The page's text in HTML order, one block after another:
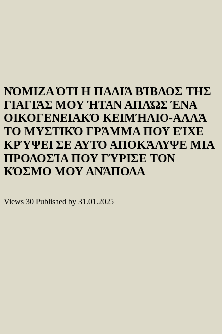
ΝΌΜΙΖΑ ΌΤΙ Η ΠΑΛΙΆ ΒΊΒΛΟΣ ΤΗΣ
ΓΙΑΓΙΆΣ ΜΟΥ ΉΤΑΝ ΑΠΛΏΣ ΈΝΑ
ΟΙΚΟΓΕΝΕΙΑΚΌ ΚΕΙΜΉΛΙΟ-ΑΛΛΆ
ΤΟ ΜΥΣΤΙΚΌ ΓΡΆΜΜΑ ΠΟΥ ΕΊΧΕ
ΚΡΎΨΕΙ ΣΕ ΑΥΤΌ ΑΠΟΚΆΛΥΨΕ ΜΙΑ
ΠΡΟΔΟΣΊΑ ΠΟΥ ΓΎΡΙΣΕ ΤΟΝ
ΚΌΣΜΟ ΜΟΥ ΑΝΆΠΟΔΑ
Views 30 Published by 31.01.2025